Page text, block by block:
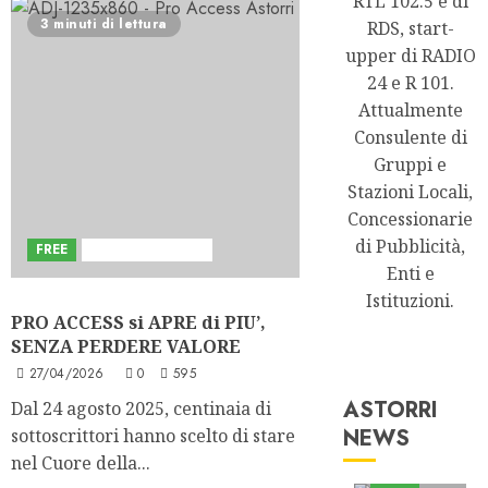
3 minuti di lettura
FREE
PRO ACCESS si APRE di PIU’,
SENZA PERDERE VALORE
27/04/2026 0 595
Dal 24 agosto 2025, centinaia di
sottoscrittori hanno scelto di stare
nel Cuore della...
RDS, start-
upper di RADIO
24 e R 101.
Attualmente
Consulente di
Gruppi e
Stazioni Locali,
Concessionarie
di Pubblicità,
Enti e
Istituzioni.
ASTORRI
NEWSAstorri News